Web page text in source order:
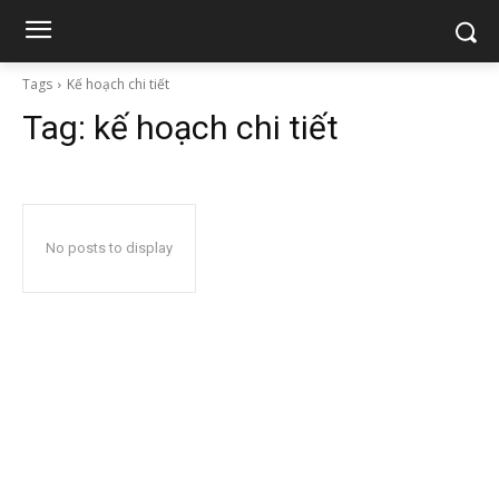
Tags Kế hoạch chi tiết
Tag: kế hoạch chi tiết
No posts to display